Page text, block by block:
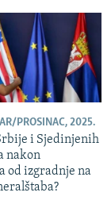
PROSINAC, 2025.
i Sjedinjenih
nakon
od izgradnje na